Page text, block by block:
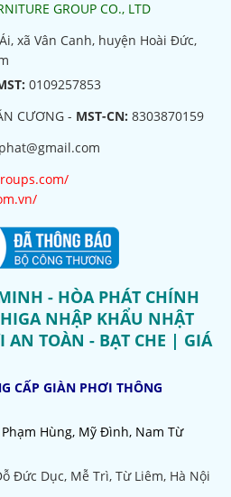
GROUP CO., LTD
xã Vân Canh, huyện Hoài Đức,
0109257853
CƯƠNG - MST-CN: 8303870159
- HÒA PHÁT CHÍNH
NHẬP KHẨU NHẬT
AN TOÀN - BẠT CHE | GIÁ
CẤP GIÀN PHƠI THÔNG
Phạm Hùng, Mỹ Đình, Nam Từ
Đức Dục, Mễ Trì, Từ Liêm, Hà Nội